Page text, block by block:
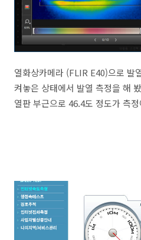
열화상카메라 (FLIR E40)으로 발
켜놓은 상태에서 발열 측정을 해
열판 부근으로 46.4도 정도가 측